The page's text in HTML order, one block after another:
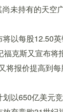
未持有的天空
以每股12.50
福克斯又宣布将
将报价提高到每
以650亿美元